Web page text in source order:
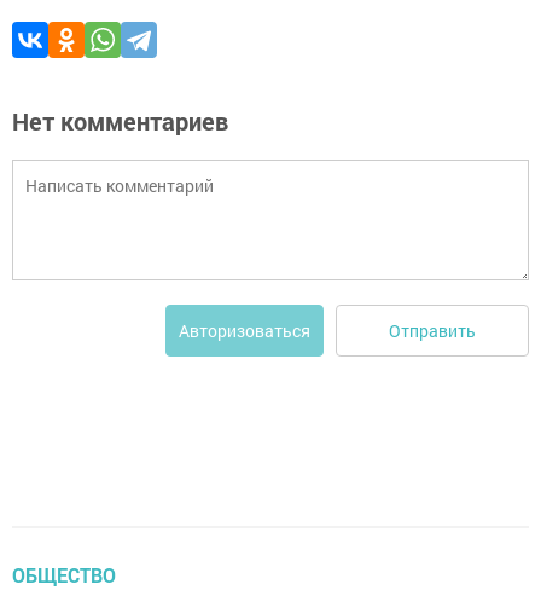
Нет комментариев
Авторизоваться Отправить
ОБЩЕСТВО